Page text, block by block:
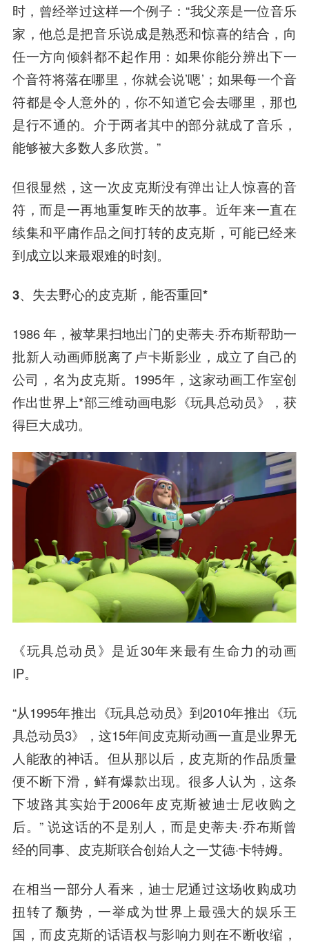
时，曾经举过这样一个例子：“我父亲是一位音乐
家，他总是把音乐说成是熟悉和惊喜的结合，向
任一方向倾斜都不起作用：如果你能分辨出下一
个音符将落在哪里，你就会说’嗯’；如果每一个音
符都是令人意外的，你不知道它会去哪里，那也
是行不通的。介于两者其中的部分就成了音乐，
能够被大多数人多欣赏。”
但很显然，这一次皮克斯没有弹出让人惊喜的音
符，而是一再地重复昨天的故事。近年来一直在
续集和平庸作品之间打转的皮克斯，可能已经来
到成立以来最艰难的时刻。
3、失去野心的皮克斯， 能否重回*
1986 年，被苹果扫地出门的史蒂夫·乔布斯帮助一
批新人动画师脱离了卢卡斯影业，成立了自己的
公司，名为皮克斯。1995年，这家动画工作室创
作出世界上*部三维动画电影《玩具总动员》，获
得巨大成功。
《玩具总动员》是近30年来最有生命力的动画
IP。
“从1995年推出《玩具总动员》到2010年推出《玩
具总动员3》，这15年间皮克斯动画一直是业界无
人能敌的神话。但从那以后，皮克斯的作品质量
便不断下滑，鲜有爆款出现。很多人认为，这条
下坡路其实始于2006年皮克斯被迪士尼收购之
后。” 说这话的不是别人，而是史蒂夫·乔布斯曾
经的同事、皮克斯联合创始人之一艾德·卡特姆。
在相当一部分人看来，迪士尼通过这场收购成功
扭转了颓势，一举成为世界上最强大的娱乐王
国，而皮克斯的话语权与影响力则在不断收缩，